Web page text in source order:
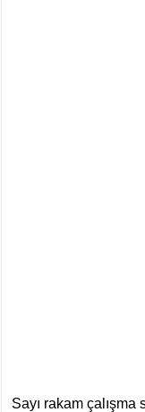
Sayı rakam çalışma